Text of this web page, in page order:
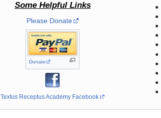
Some Helpful Links
Please Donate
Donate
Textus Receptus Academy Facebook